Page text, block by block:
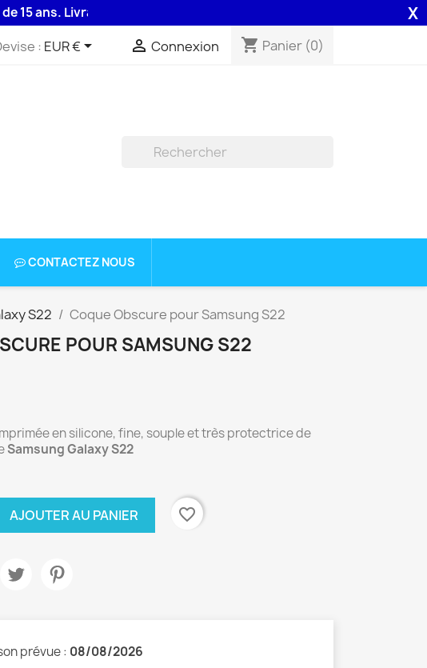
Livraison 48H assurée par la Poste . X
: EUR €  Connexion shopping_cart Panier (0)
CONTACTEZ NOUS
S22 Coque Obscure pour Samsung S22
POUR SAMSUNG S22
en silicone, fine, souple et très protectrice de
Samsung Galaxy S22
AJOUTER AU PANIER favorite_border
prévue : 08/08/2026